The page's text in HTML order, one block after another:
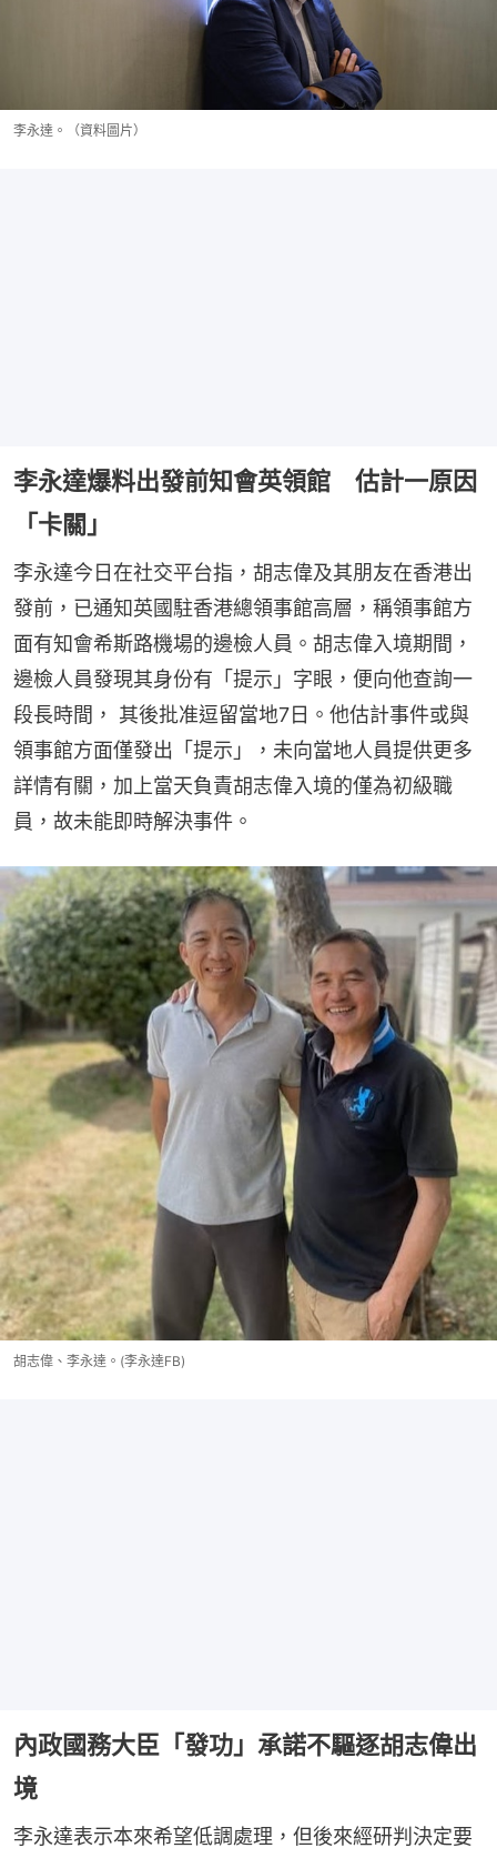
李永達。（資料圖片）
李永達爆料出發前知會英領館 估計一原因
「卡關」
李永達今日在社交平台指，胡志偉及其朋友在香港出
發前，已通知英國駐香港總領事館高層，稱領事館方
面有知會希斯路機場的邊檢人員。胡志偉入境期間，
邊檢人員發現其身份有「提示」字眼，便向他查詢一
段長時間， 其後批准逗留當地7日。他估計事件或與
領事館方面僅發出「提示」，未向當地人員提供更多
詳情有關，加上當天負責胡志偉入境的僅為初級職
員，故未能即時解決事件。
胡志偉、李永達。(李永達FB)
內政國務大臣「發功」承諾不驅逐胡志偉出
境
李永達表示本來希望低調處理，但後來經研判決定要